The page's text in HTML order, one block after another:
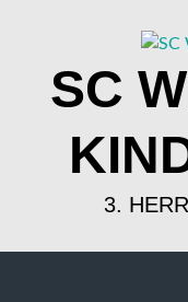
SC
3.